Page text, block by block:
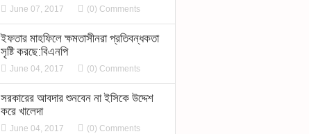
June 07, 2017 (0) Comments
ইফতার মাহফিলে ক্ষমতাসীনরা প্রতিবন্ধকতা
সৃষ্টি করছে:বিএনপি
June 04, 2017 (0) Comments
সরকারের আবদার শুনবেন না ইসিকে উদ্দেশ
করে খালেদা
June 04, 2017 (0) Comments